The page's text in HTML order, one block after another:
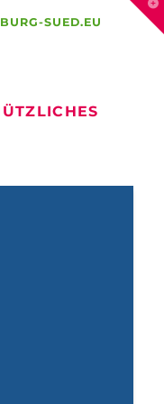
SUED.EU